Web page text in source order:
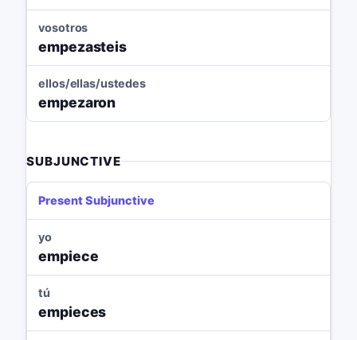
vosotros
empezasteis
ellos/ellas/ustedes
empezaron
SUBJUNCTIVE
Present Subjunctive
yo
empiece
tú
empieces